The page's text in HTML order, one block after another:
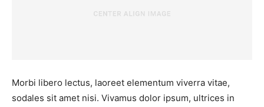
Morbi libero lectus, laoreet elementum viverra vitae,
sodales sit amet nisi. Vivamus dolor ipsum, ultrices in